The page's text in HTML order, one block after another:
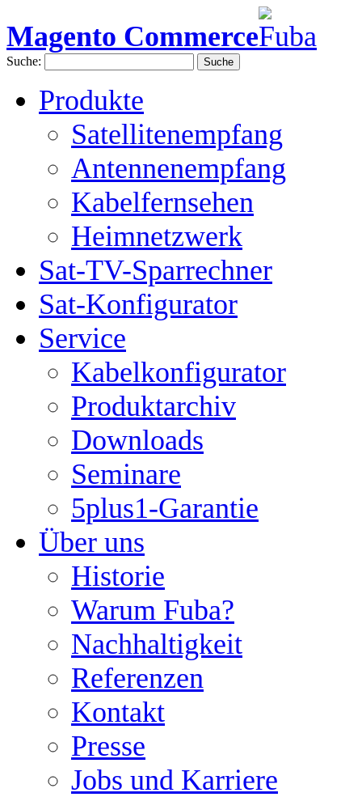
Magento Commerce
Suche: Suche
Produkte
Satellitenempfang
Antennenempfang
Kabelfernsehen
Heimnetzwerk
Sat-TV-Sparrechner
Sat-Konfigurator
Service
Kabelkonfigurator
Produktarchiv
Downloads
Seminare
5plus1-Garantie
Über uns
Historie
Warum Fuba?
Nachhaltigkeit
Referenzen
Kontakt
Presse
Jobs und Karriere